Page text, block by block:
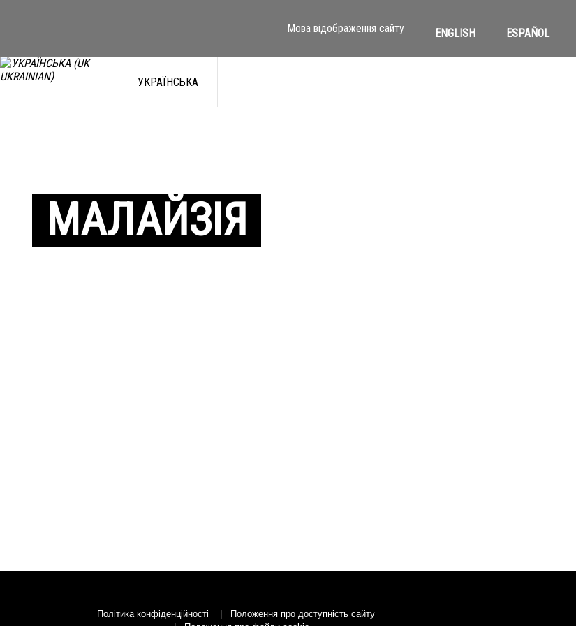
Мова відображення сайту ENGLISH ESPAÑOL
УКРАЇНСЬКА
МАЛАЙЗІЯ
Політика конфіденційності
Положення про доступність сайту